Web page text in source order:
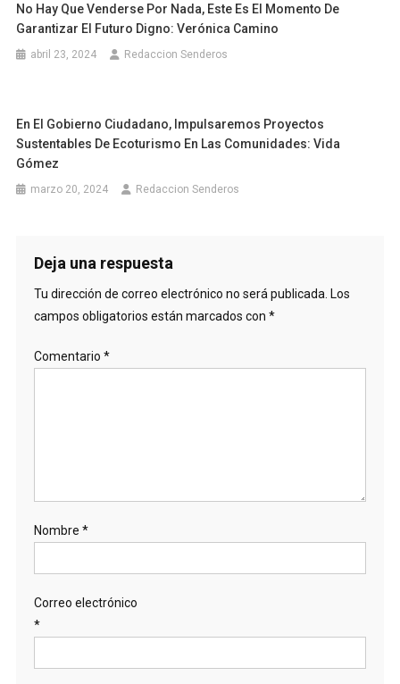
No Hay Que Venderse Por Nada, Este Es El Momento De
Garantizar El Futuro Digno: Verónica Camino
abril 23, 2024 Redaccion Senderos
En El Gobierno Ciudadano, Impulsaremos Proyectos
Sustentables De Ecoturismo En Las Comunidades: Vida
Gómez
marzo 20, 2024 Redaccion Senderos
Deja una respuesta
Tu dirección de correo electrónico no será publicada. Los
campos obligatorios están marcados con *
Comentario *
Nombre *
Correo electrónico
*